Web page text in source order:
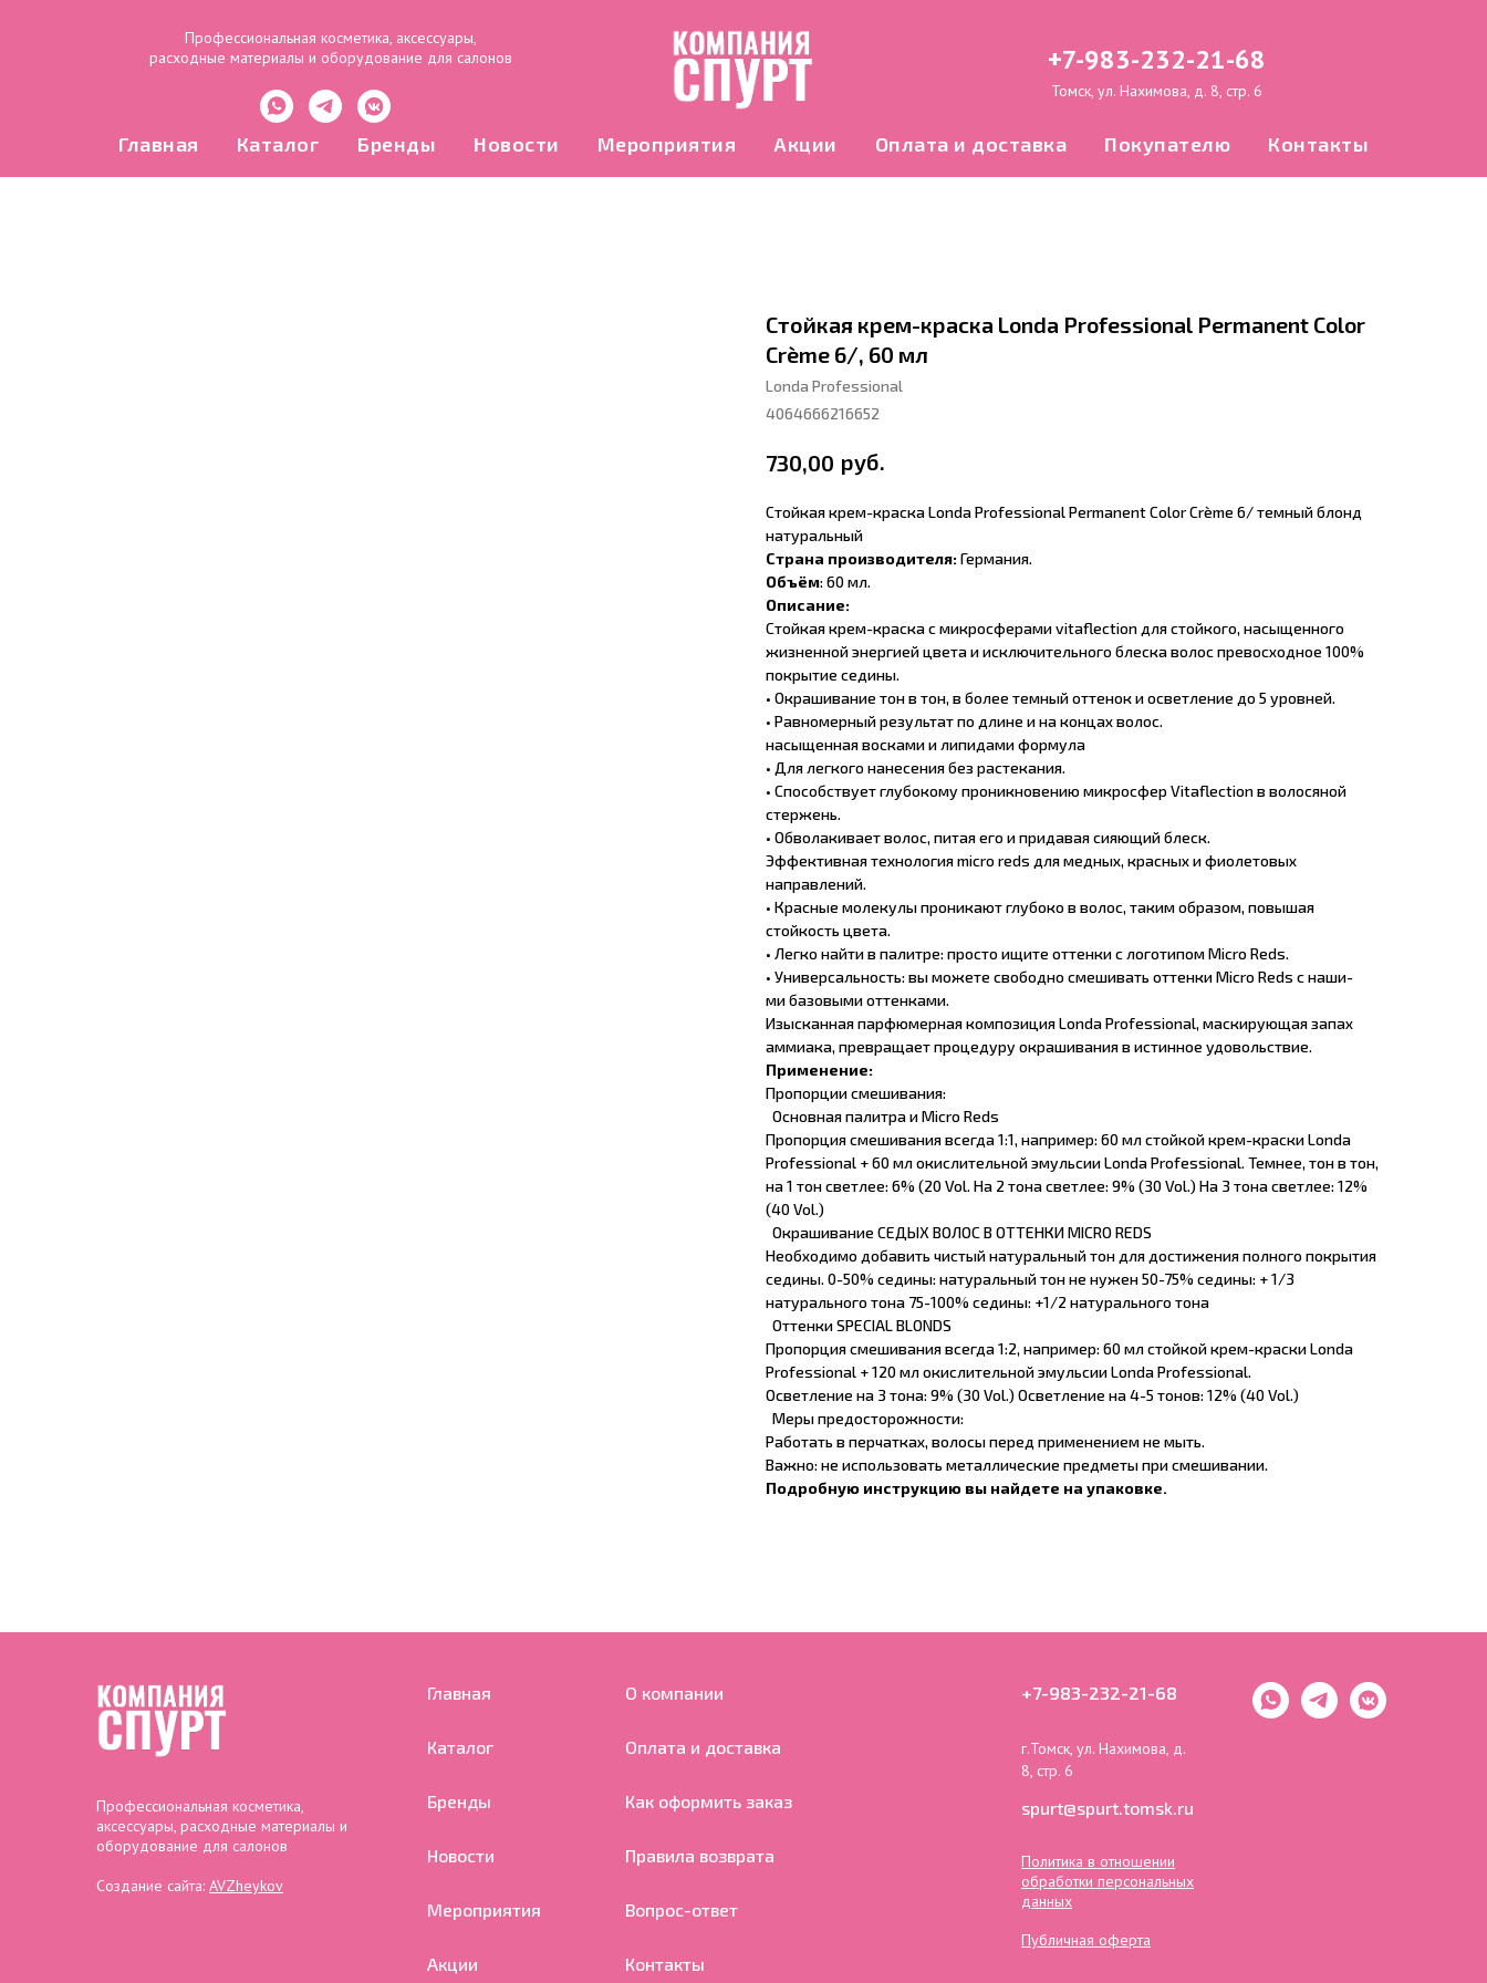
Профессиональная косметика, аксессуары,
расходные материалы и оборудование для салонов
+7-983-232-21-68
Томск, ул. Нахимова, д. 8, стр. 6
Главная Каталог Бренды Новости Мероприятия Акции Оплата и доставка Покупателю Контакты
Стойкая крем-краска Londa Professional Permanent Color
Crème 6/, 60 мл
Londa Professional
4064666216652
730,00 руб.
Стойкая крем-краска Londa Professional Permanent Color Crème 6/ темный блонд
натуральный
Страна производителя:Германия.
Объём: 60 мл.
Описание:
Стойкая крем-краска с микросферами vitaflection для стойкого, насыщенного
жизненной энергией цвета и исключительного блеска волос превосходное 100%
покрытие седины.
• Окрашивание тон в тон, в более темный оттенок и осветление до 5 уровней.
• Равномерный результат по длине и на концах волос.
насыщенная восками и липидами формула
• Для легкого нанесения без растекания.
• Способствует глубокому проникновению микросфер Vitaflection в волосяной
стержень.
• Обволакивает волос, питая его и придавая сияющий блеск.
Эффективная технология micro reds для медных, красных и фиолетовых
направлений.
• Красные молекулы проникают глубоко в волос, таким образом, повышая
стойкость цвета.
• Легко найти в палитре: просто ищите оттенки с логотипом Micro Reds.
• Универсальность: вы можете свободно смешивать оттенки Micro Reds с наши-
ми базовыми оттенками.
Изысканная парфюмерная композиция Londa Professional, маскирующая запах
аммиака, превращает процедуру окрашивания в истинное удовольствие.
Применение:
Пропорции смешивания:
Основная палитра и Micro Reds
Пропорция смешивания всегда 1:1, например: 60 мл стойкой крем-краски Londa
Professional + 60 мл окислительной эмульсии Londa Professional. Темнее, тон в тон,
на 1 тон светлее: 6% (20 Vol. На 2 тона светлее: 9% (30 Vol.) На 3 тона светлее: 12%
(40 Vol.)
Окрашивание СЕДЫХ ВОЛОС В ОТТЕНКИ MICRO REDS
Необходимо добавить чистый натуральный тон для достижения полного покрытия
седины. 0-50% седины: натуральный тон не нужен 50-75% седины: + 1/3
натурального тона 75-100% седины: +1/2 натурального тона
Оттенки SPECIAL BLONDS
Пропорция смешивания всегда 1:2, например: 60 мл стойкой крем-краски Londa
Professional + 120 мл окислительной эмульсии Londa Professional.
Осветление на 3 тона: 9% (30 Vol.) Осветление на 4-5 тонов: 12% (40 Vol.)
Меры предосторожности:
Работать в перчатках, волосы перед применением не мыть.
Важно: не использовать металлические предметы при смешивании.
Подробную инструкцию вы найдете на упаковке.
Профессиональная косметика,
аксессуары, расходные материалы и
оборудование для салонов
Создание сайта: AVZheykov
Главная
Каталог
Бренды
Новости
Мероприятия
Акции
О компании
Оплата и доставка
Как оформить заказ
Правила возврата
Вопрос-ответ
Контакты
+7-983-232-21-68
г.Томск, ул. Нахимова, д.
8, стр. 6
spurt@spurt.tomsk.ru
Политика в отношении
обработки персональных
данных
Публичная оферта